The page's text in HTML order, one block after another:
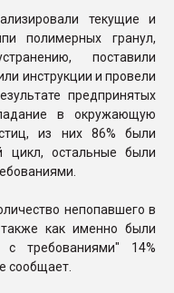
текущие и
полимерных гранул,
поставили
инструкции и провели
предпринятых
в окружающую
из них 86% были
цикл, остальные были
непопавшего в
как именно были
с требованиями" 14%
сообщает.